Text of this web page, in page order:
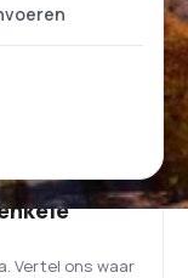
Vertel ons waar